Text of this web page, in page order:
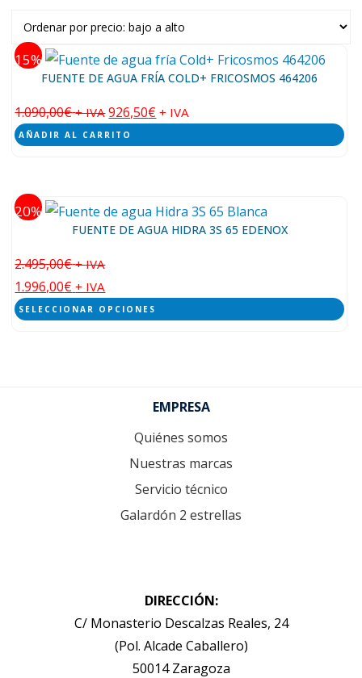
precio:
bajo
a
15
FUENTE DE AGUA FRÍA COLD+ FRICOSMOS 464206
1.090,00€ + IVA 926,50€ + IVA
AÑADIR AL CARRITO
20
FUENTE DE AGUA HIDRA 3S 65 EDENOX
2.495,00€ + IVA
1.996,00€ + IVA
SELECCIONAR OPCIONES
EMPRESA
Quiénes somos
Nuestras marcas
Servicio técnico
Galardón 2 estrellas
DIRECCIÓN:
C/ Monasterio Descalzas Reales, 24
(Pol. Alcade Caballero)
50014 Zaragoza